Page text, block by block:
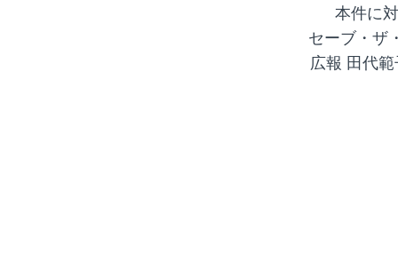
本件に
セーブ・ザ
広報 田代